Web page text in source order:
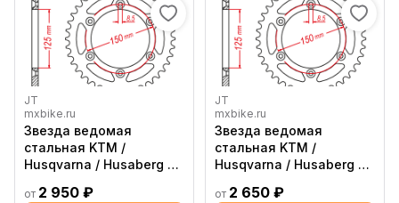
JT
mxbike.ru
Звезда ведомая
стальная KTM /
Husqvarna / Husaberg 40
от 2 950 ₽
JT
mxbike.ru
Звезда ведомая
стальная KTM /
Husqvarna / Husaberg 38
от 2 650 ₽